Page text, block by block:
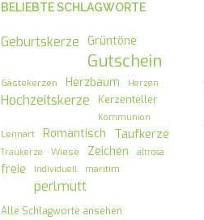
BELIEBTE SCHLAGWORTE
Geburtskerze Grüntöne
Gutschein
Gästekerzen Herzbaum Herzen
Hochzeitskerze Kerzenteller
Kommunion
Lennart Romantisch Taufkerze
Traukerze Wiese Zeichen altrosa
freie individuell maritim
perlmutt
Alle Schlagworte ansehen